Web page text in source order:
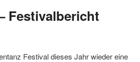
Festivalbericht
Festival dieses Jahr wieder eine